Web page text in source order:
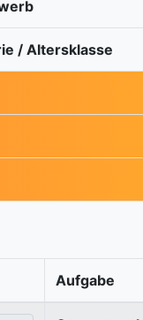
/ Altersklasse
Aufgabe